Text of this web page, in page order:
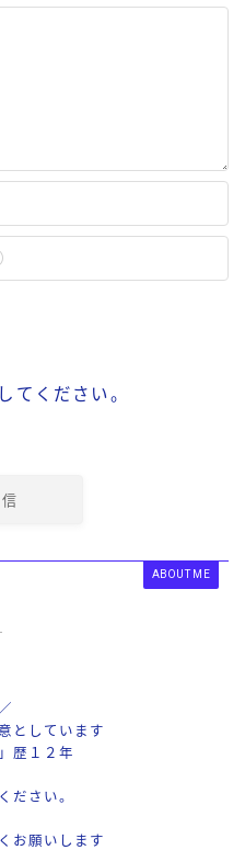
てください。
ABOUT ME
としています
歴１２年
さい。
いします